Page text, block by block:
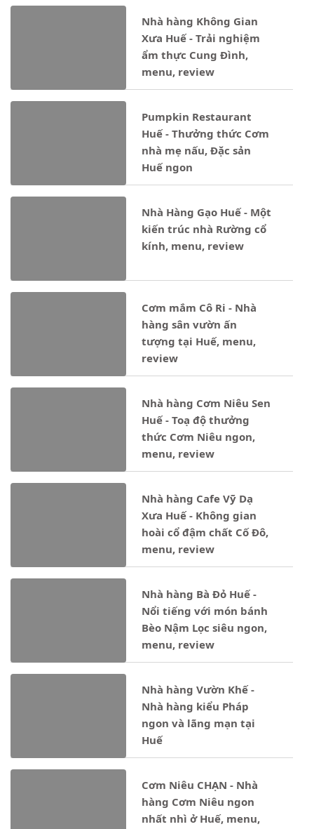
Nhà hàng Không Gian
Xưa Huế - Trải nghiệm
ẩm thực Cung Đình,
menu, review
Pumpkin Restaurant
Huế - Thưởng thức Cơm
nhà mẹ nấu, Đặc sản
Huế ngon
Nhà Hàng Gạo Huế - Một
kiến trúc nhà Rường cổ
kính, menu, review
Cơm mắm Cô Ri - Nhà
hàng sân vườn ấn
tượng tại Huế, menu,
review
Nhà hàng Cơm Niêu Sen
Huế - Toạ độ thưởng
thức Cơm Niêu ngon,
menu, review
Nhà hàng Cafe Vỹ Dạ
Xưa Huế - Không gian
hoài cổ đậm chất Cố Đô,
menu, review
Nhà hàng Bà Đỏ Huế -
Nổi tiếng với món bánh
Bèo Nậm Lọc siêu ngon,
menu, review
Nhà hàng Vườn Khế -
Nhà hàng kiểu Pháp
ngon và lãng mạn tại
Huế
Cơm Niêu CHẠN - Nhà
hàng Cơm Niêu ngon
nhất nhì ở Huế, menu,